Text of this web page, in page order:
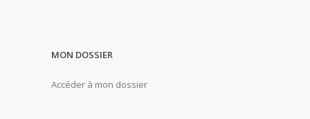
MON DOSSIER
Accéder à mon dossier